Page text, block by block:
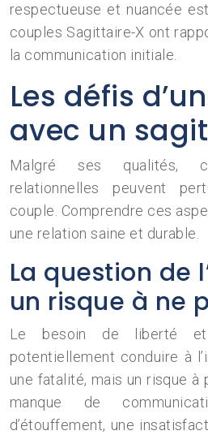
respectueuse et nuancée
couples Sagittaire-X ont
la communication initiale.
Les défis
avec un
Malgré ses qualités,
relationnelles peuvent
couple. Comprendre ces
une relation saine et durable.
La question de
un risque à ne
Le besoin de liberté et
potentiellement conduire à
une fatalité, mais un risque à
manque de
d’étouffement, une